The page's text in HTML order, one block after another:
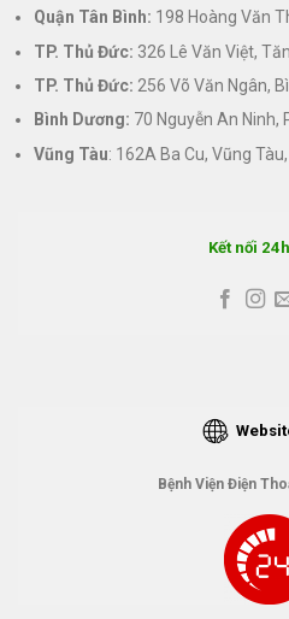
Quận Tân Bình: 198 Hoàng Văn
TP. Thủ Đức: 326 Lê Văn Việt,
TP. Thủ Đức: 256 Võ Văn Ngân,
Bình Dương: 70 Nguyễn An Ninh,
Vũng Tàu: 162A Ba Cu, Vũng
Kết nối
Bệnh Viện Điện